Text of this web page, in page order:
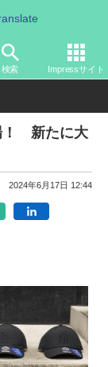
検索 Impressサイト
衣類
！ 新たに大
2024年6月17日 12:44